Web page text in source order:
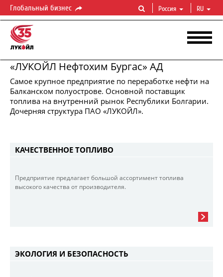
Глобальный бизнес Россия RU
«ЛУКОЙЛ Нефтохим Бургас» АД
Самое крупное предприятие по переработке нефти на
Балканском полуострове. Основной поставщик
топлива на внутренний рынок Республики Болгарии.
Дочерняя структура ПАО «ЛУКОЙЛ».
ЛУКОЙЛНЕФТОХИМБУРГАС
Переработка нефти. Производство топлива
КАЧЕСТВЕННОЕ ТОПЛИВО
Предприятие предлагает большой ассортимент топлива
высокого качества от производителя.
ЭКОЛОГИЯ И БЕЗОПАСНОСТЬ